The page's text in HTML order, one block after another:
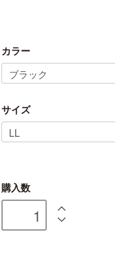
カラー
サイズ
購入数